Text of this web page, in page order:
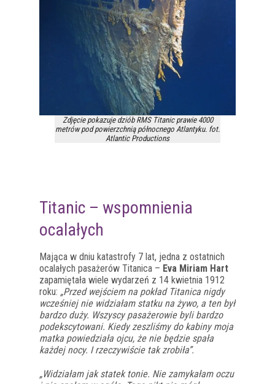
Zdjęcie pokazuje dziób RMS Titanic prawie 4000
metrów pod powierzchnią północnego Atlantyku. fot.
Atlantic Productions
Titanic – wspomnienia
ocalałych
Mająca w dniu katastrofy 7 lat, jedna z ostatnich
ocalałych pasażerów Titanica – Eva Miriam Hart
zapamiętała wiele wydarzeń z 14 kwietnia 1912
roku: „Przed wejściem na pokład Titanica nigdy
wcześniej nie widziałam statku na żywo, a ten był
bardzo duży. Wszyscy pasażerowie byli bardzo
podekscytowani. Kiedy zeszliśmy do kabiny moja
matka powiedziała ojcu, że nie będzie spała
każdej nocy. I rzeczywiście tak zrobiła”.
„Widziałam jak statek tonie. Nie zamykałam oczu